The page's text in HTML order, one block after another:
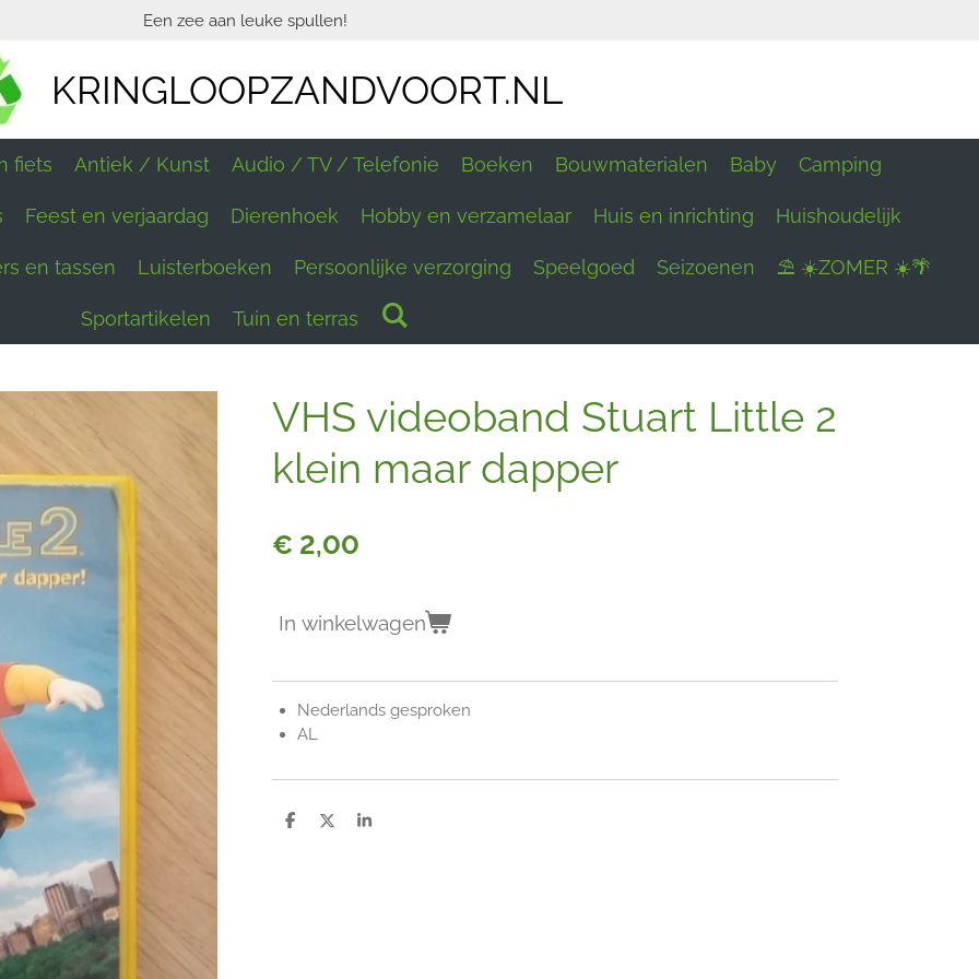
Een zee aan leuke spullen!
KRINGLOOPZANDVOORT.NL
fiets Antiek / Kunst Audio / TV / Telefonie Boeken Bouwmaterialen Baby Camping
Feest en verjaardag Dierenhoek Hobby en verzamelaar Huis en inrichting Huishoudelijk
en tassen Luisterboeken Persoonlijke verzorging Speelgoed Seizoenen ⛱ ☀️ZOMER ☀️🌴
Sportartikelen Tuin en terras
VHS videoband Stuart Little 2
klein maar dapper
€ 2,00
In winkelwagen
Nederlands gesproken
AL
D
D
S